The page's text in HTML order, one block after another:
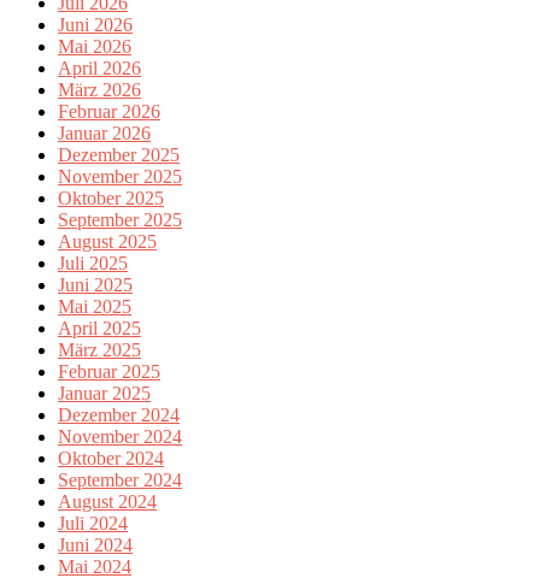
Juni 2026
Mai 2026
April 2026
März 2026
Februar 2026
Januar 2026
Dezember 2025
November 2025
Oktober 2025
September 2025
August 2025
Juli 2025
Juni 2025
Mai 2025
April 2025
März 2025
Februar 2025
Januar 2025
Dezember 2024
November 2024
Oktober 2024
September 2024
August 2024
Juli 2024
Juni 2024
Mai 2024